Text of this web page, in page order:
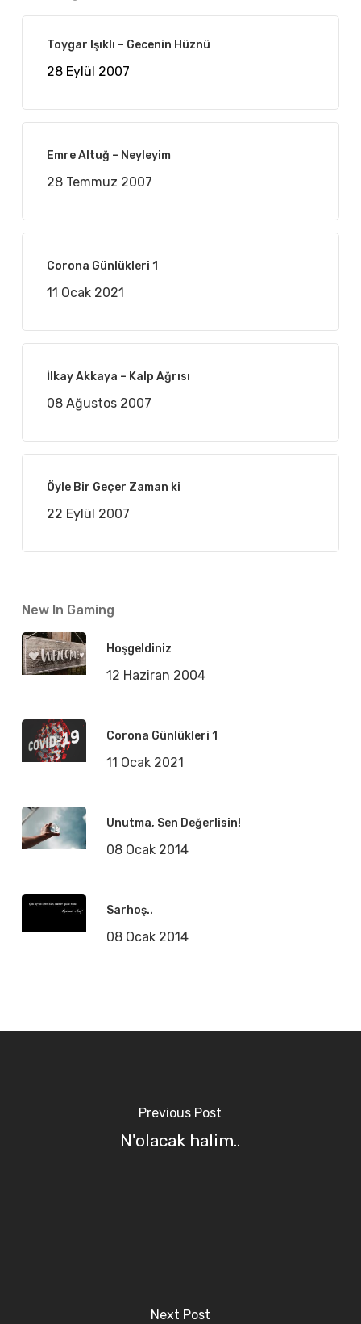
Toygar Işıklı – Gecenin Hüznü
28 Eylül 2007
Emre Altuğ – Neyleyim
28 Temmuz 2007
Corona Günlükleri 1
11 Ocak 2021
İlkay Akkaya – Kalp Ağrısı
08 Ağustos 2007
Öyle Bir Geçer Zaman ki
22 Eylül 2007
New In Gaming
Hoşgeldiniz
12 Haziran 2004
Corona Günlükleri 1
11 Ocak 2021
Unutma, Sen Değerlisin!
08 Ocak 2014
Sarhoş..
08 Ocak 2014
Previous Post
N'olacak halim..
Next Post